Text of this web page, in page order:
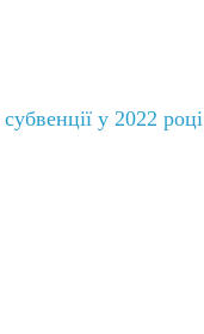
у 2022 році